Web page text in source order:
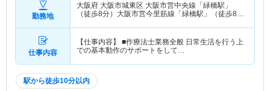
勤務地
大阪府 大阪市城東区 大阪市営中央線「緑橋駅」
（徒歩8分）大阪市営今里筋線「緑橋駅」（徒歩8
仕事内容
【仕事内容】 ■作療法士業務全般 日常生活を行う上
での基本動作のサポートをして…
駅から徒歩10分以内